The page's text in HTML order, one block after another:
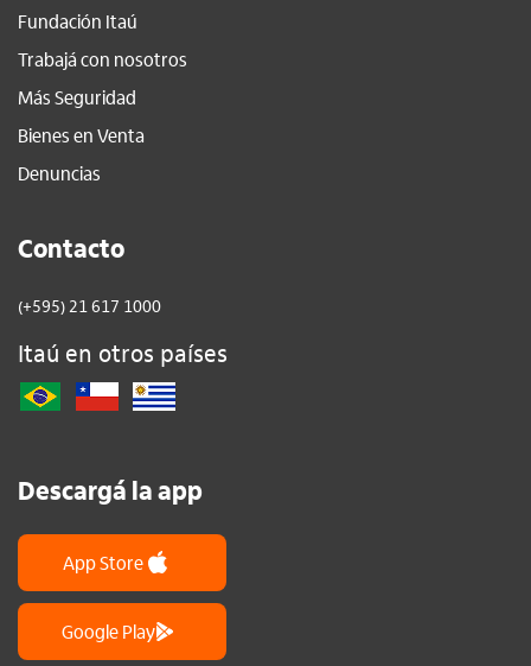
Fundación Itaú
Trabajá con nosotros
Más Seguridad
Bienes en Venta
Denuncias
Contacto
(+595) 21 617 1000
Itaú en otros países
Descargá la app
App Store
Google Play